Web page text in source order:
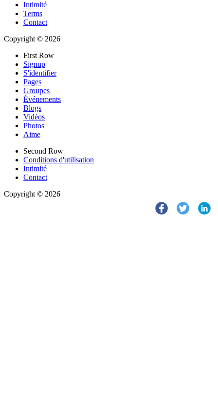
Intimité
Terms
Contact
Copyright © 2026
First Row
Signup
S'identifier
Pages
Groupes
Événements
Blogs
Vidéos
Photos
Aime
Second Row
Conditions d'utilisation
Intimité
Contact
Copyright © 2026